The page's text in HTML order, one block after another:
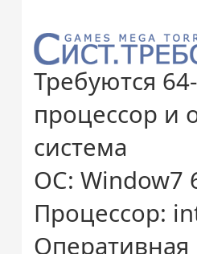
Требуются
процессор и
система
ОС: Window7
Процессор:
Оперативная